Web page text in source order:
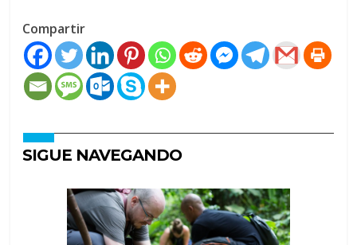
Compartir
SIGUE NAVEGANDO